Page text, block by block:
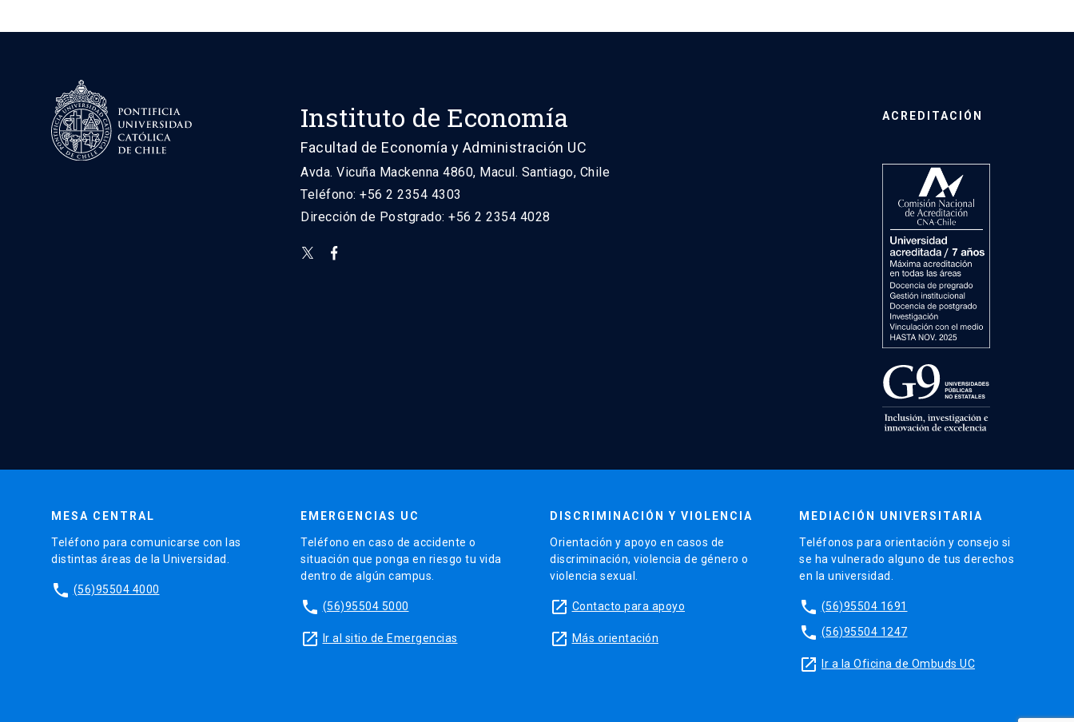
Instituto de Economía
Facultad de Economía y Administración UC
Avda. Vicuña Mackenna 4860, Macul. Santiago, Chile
Teléfono: +56 2 2354 4303
Dirección de Postgrado: +56 2 2354 4028
ACREDITACIÓN
MESA CENTRAL
Teléfono para comunicarse con las
distintas áreas de la Universidad.
phone (56)95504 4000
EMERGENCIAS UC
Teléfono en caso de accidente o
situación que ponga en riesgo tu vida
dentro de algún campus.
phone (56)95504 5000
launch Ir al sitio de Emergencias
DISCRIMINACIÓN Y VIOLENCIA
Orientación y apoyo en casos de
discriminación, violencia de género o
violencia sexual.
launch Contacto para apoyo
launch Más orientación
MEDIACIÓN UNIVERSITARIA
Teléfonos para orientación y consejo si
se ha vulnerado alguno de tus derechos
en la universidad.
phone (56)95504 1691
phone (56)95504 1247
launch Ir a la Oficina de Ombuds UC